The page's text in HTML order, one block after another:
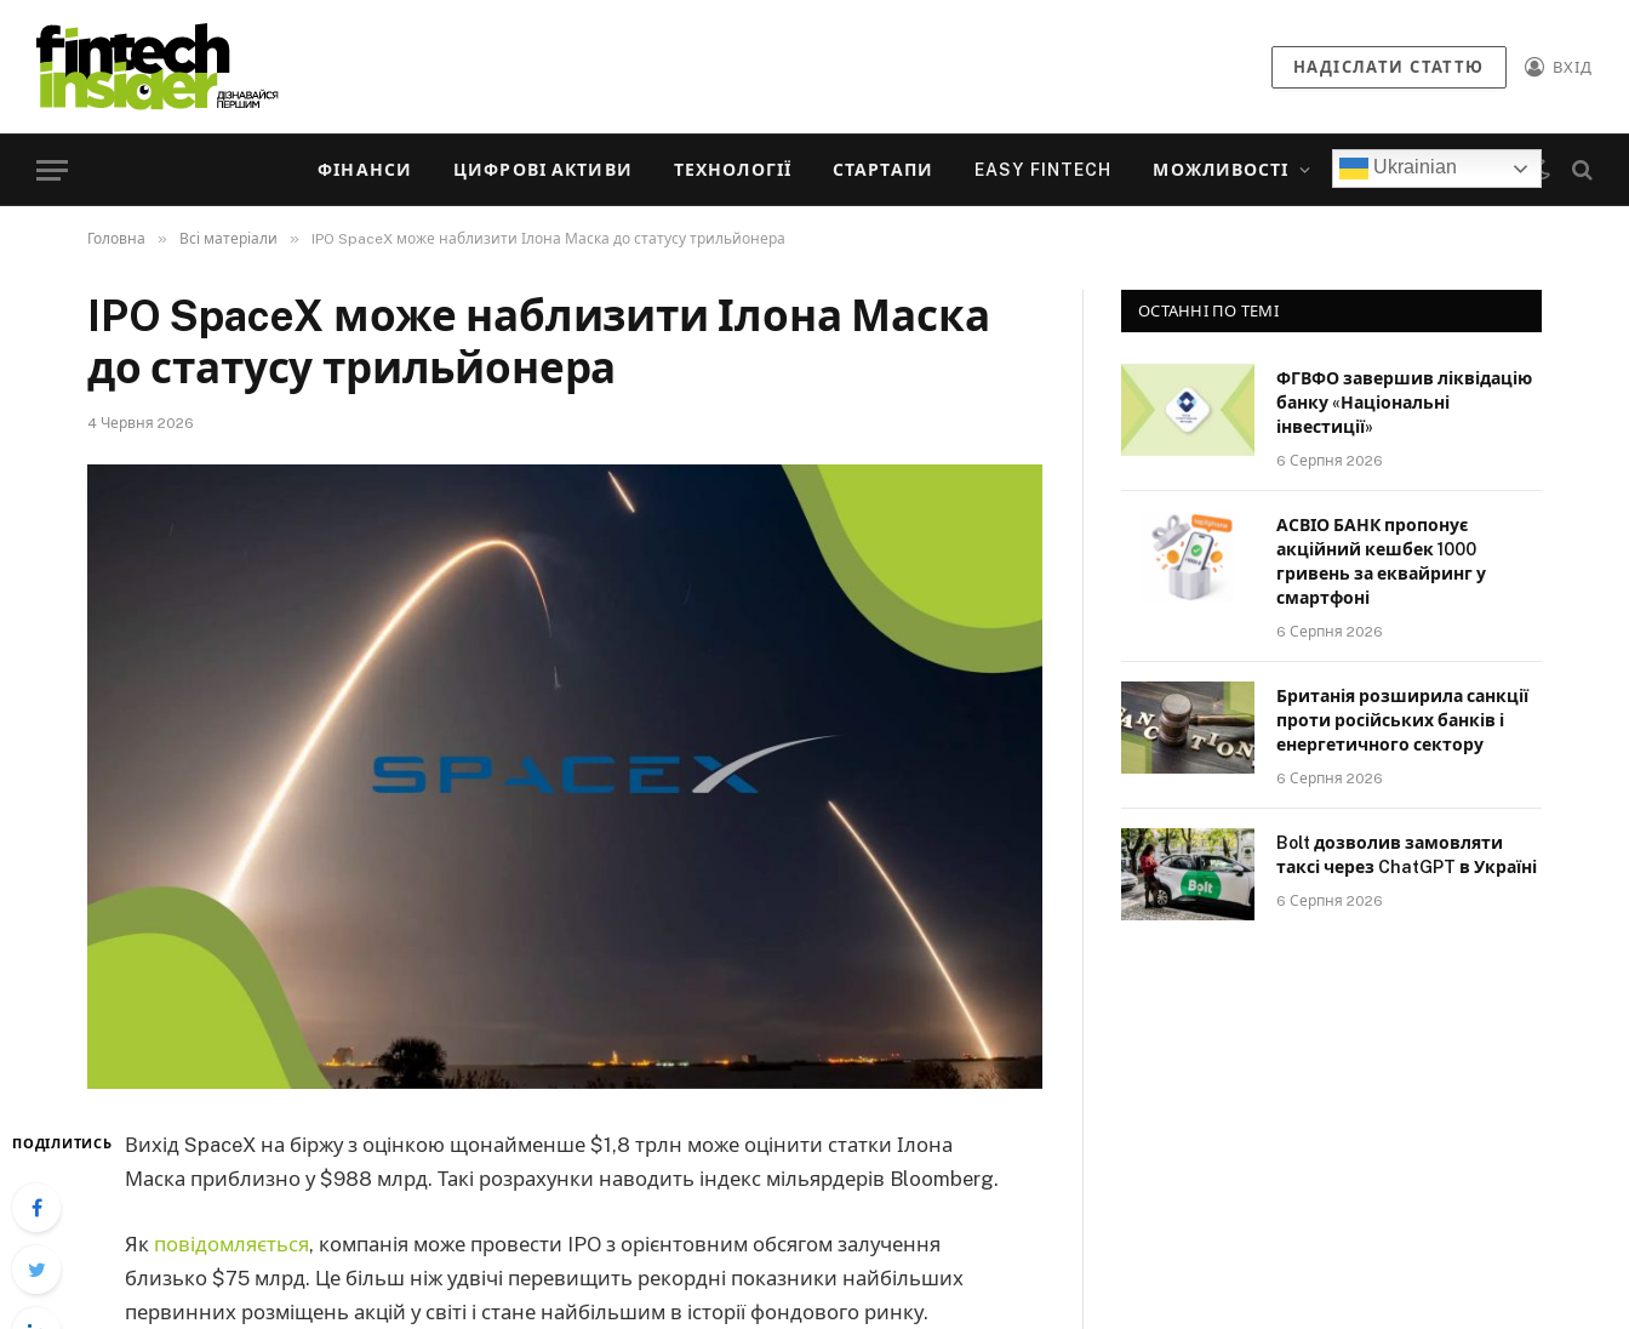
НАДІСЛАТИ СТАТТЮ ВХІД
ФІНАНСИ ЦИФРОВІ АКТИВИ ТЕХНОЛОГІЇ СТАРТАПИ EASY FINTECH МОЖЛИВОСТІ Ukrainian
Головна » Всі матеріали » IPO SpaceX може наблизити Ілона Маска до статусу трильйонера
IPO SpaceX може наблизити Ілона Маска
до статусу трильйонера
4 Червня 2026
ПОДІЛИТИСЬ
Вихід SpaceX на біржу з оцінкою щонайменше $1,8 трлн може оцінити статки Ілона
Маска приблизно у $988 млрд. Такі розрахунки наводить індекс мільярдерів Bloomberg.
Як повідомляється, компанія може провести IPO з орієнтовним обсягом залучення
близько $75 млрд. Це більш ніж удвічі перевищить рекордні показники найбільших
первинних розміщень акцій у світі і стане найбільшим в історії фондового ринку.
ОСТАННІ ПО ТЕМІ
ФГВФО завершив ліквідацію
банку «Національні
інвестиції»
6 Серпня 2026
АСВІО БАНК пропонує
акційний кешбек 1000
гривень за еквайринг у
смартфоні
6 Серпня 2026
Британія розширила санкції
проти російських банків і
енергетичного сектору
6 Серпня 2026
Bolt дозволив замовляти
таксі через ChatGPT в Україні
6 Серпня 2026